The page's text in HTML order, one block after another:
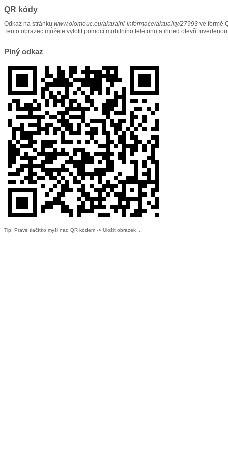
QR kódy
Odkaz na stránku www.olomouc.eu/aktualni-informace/aktuality/27993 ve formě
Tento obrazec můžete vyfotit pomocí mobilního telefonu a ihned otevřít
Plný odkaz
Tip: Pravé tlačítko myši nad QR kódem -> Uložit obrázek ...